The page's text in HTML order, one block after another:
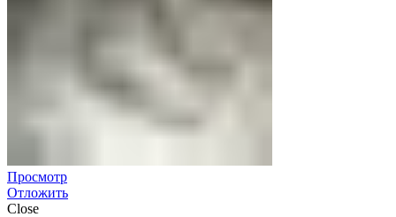
Просмотр
Отложить
Close